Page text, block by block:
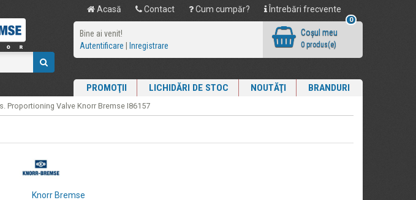
Acasă Contact Cum cumpăr? Întrebări frecvente
Bine ai venit!
Autentificare
Inregistrare
0
Coşul meu
0 produs(e)
PROMOŢII LICHIDĂRI DE STOC NOUTĂŢI BRANDURI
Proportioning Valve Knorr Bremse I86157
Knorr Bremse